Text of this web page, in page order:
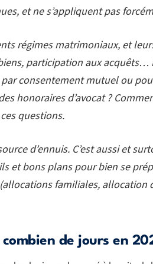
et ne s’appliquent pas
régimes matrimoniaux, et
participation aux acquêts…
consentement mutuel ou
honoraires d’avocat ?
questions.
d’ennuis. C’est aussi et
et bons plans pour bien se
familiales,
de jours en